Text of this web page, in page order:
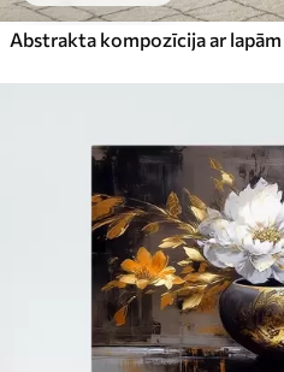
Abstrakta kompozīcija ar lapām